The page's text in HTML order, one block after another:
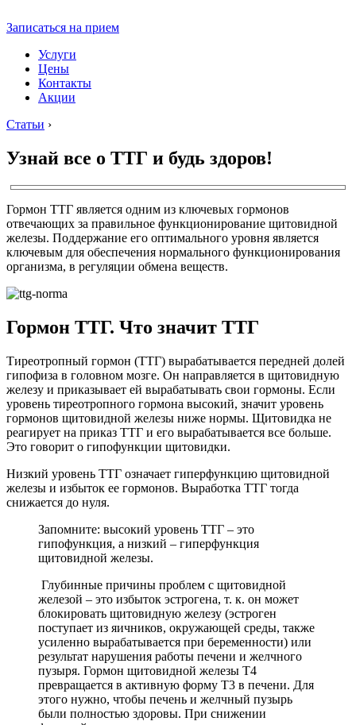
Записаться на прием
Услуги
Цены
Контакты
Акции
Статьи ›
Узнай все о ТТГ и будь здоров!
Гормон ТТГ является одним из ключевых гормонов
отвечающих за правильное функционирование щитовидной
железы. Поддержание его оптимального уровня является
ключевым для обеспечения нормального функционирования
организма, в регуляции обмена веществ.
Гормон ТТГ. Что значит ТТГ
Тиреотропный гормон (ТТГ) вырабатывается передней долей
гипофиза в головном мозге. Он направляется в щитовидную
железу и приказывает ей вырабатывать свои гормоны. Если
уровень тиреотропного гормона высокий, значит уровень
гормонов щитовидной железы ниже нормы. Щитовидка не
реагирует на приказ ТТГ и его вырабатывается все больше.
Это говорит о гипофункции щитовидки.
Низкий уровень ТТГ означает гиперфункцию щитовидной
железы и избыток ее гормонов. Выработка ТТГ тогда
снижается до нуля.
Запомните: высокий уровень ТТГ – это
гипофункция, а низкий – гиперфункция
щитовидной железы.
Глубинные причины проблем с щитовидной
железой – это избыток эстрогена, т. к. он может
блокировать щитовидную железу (эстроген
поступает из яичников, окружающей среды, также
усиленно вырабатывается при беременности) или
результат нарушения работы печени и желчного
пузыря. Гормон щитовидной железы Т4
превращается в активную форму Т3 в печени. Для
этого нужно, чтобы печень и желчный пузырь
были полностью здоровы. При снижении